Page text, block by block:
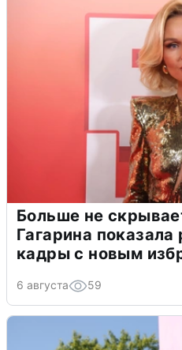
Больше не
Гагарина
кадры с новым
6 августа 59